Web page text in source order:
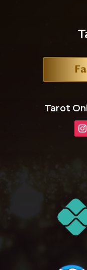
Tarot